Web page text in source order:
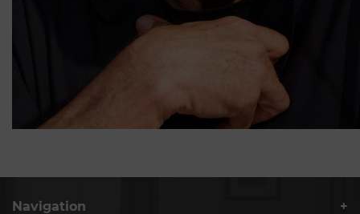
Navigation